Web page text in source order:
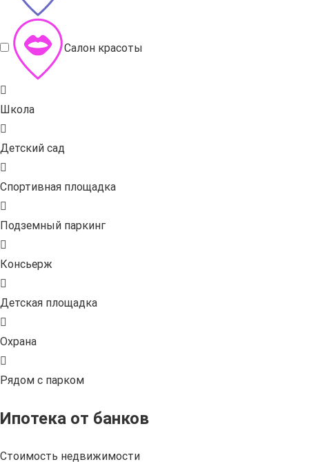
Салон красоты
Школа
Детский сад
Спортивная площадка
Подземный паркинг
Консьерж
Детская площадка
Охрана
Рядом с парком
Ипотека от банков
Стоимость недвижимости